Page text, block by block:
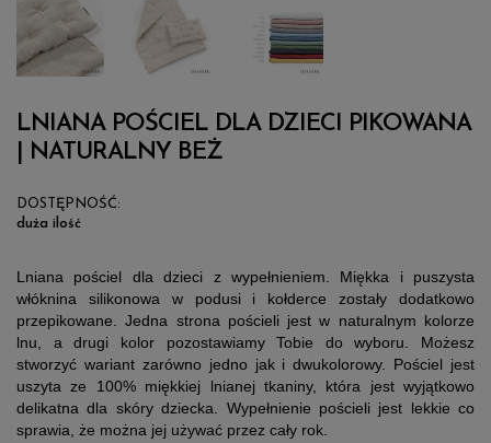
LNIANA POŚCIEL DLA DZIECI PIKOWANA
| NATURALNY BEŻ
DOSTĘPNOŚĆ:
duża ilość
Lniana pościel dla dzieci z wypełnieniem. Miękka i puszysta
włóknina silikonowa w podusi i kołderce zostały dodatkowo
przepikowane. Jedna strona pościeli jest w naturalnym kolorze
lnu, a drugi kolor pozostawiamy Tobie do wyboru. Możesz
stworzyć wariant zarówno jedno jak i dwukolorowy. Pościel jest
uszyta ze 100% miękkiej lnianej tkaniny, która jest wyjątkowo
delikatna dla skóry dziecka. Wypełnienie pościeli jest lekkie co
sprawia, że można jej używać przez cały rok.